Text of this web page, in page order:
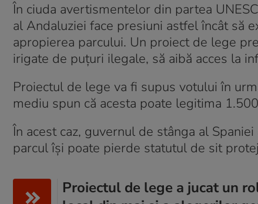
În ciuda avertismentelor din partea
al Andaluziei face presiuni astfel încât să
apropierea parcului. Un proiect de lege
irigate de puțuri ilegale, să aibă acces la
Proiectul de lege va fi supus votului în
mediu spun că acesta poate legitima
În acest caz, guvernul de stânga al
parcul își poate pierde statutul de sit
Proiectul de lege a jucat un